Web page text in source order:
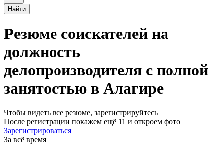
Найти
Резюме соискателей на
должность
делопроизводителя с полной
занятостью в Алагире
Чтобы видеть все резюме, зарегистрируйтесь
После регистрации покажем ещё 11 и откроем фото
Зарегистрироваться
За всё время